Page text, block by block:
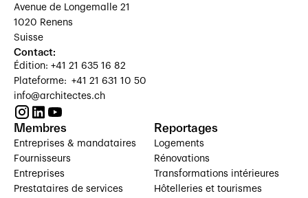
Avenue de Longemalle 21
1020 Renens
Suisse
Contact:
Édition: +41 21 635 16 82
Plateforme: +41 21 631 10 50
info@architectes.ch
Membres
Entreprises & mandataires
Fournisseurs
Entreprises
Prestataires de services
Reportages
Logements
Rénovations
Transformations intérieures
Hôtelleries et tourismes